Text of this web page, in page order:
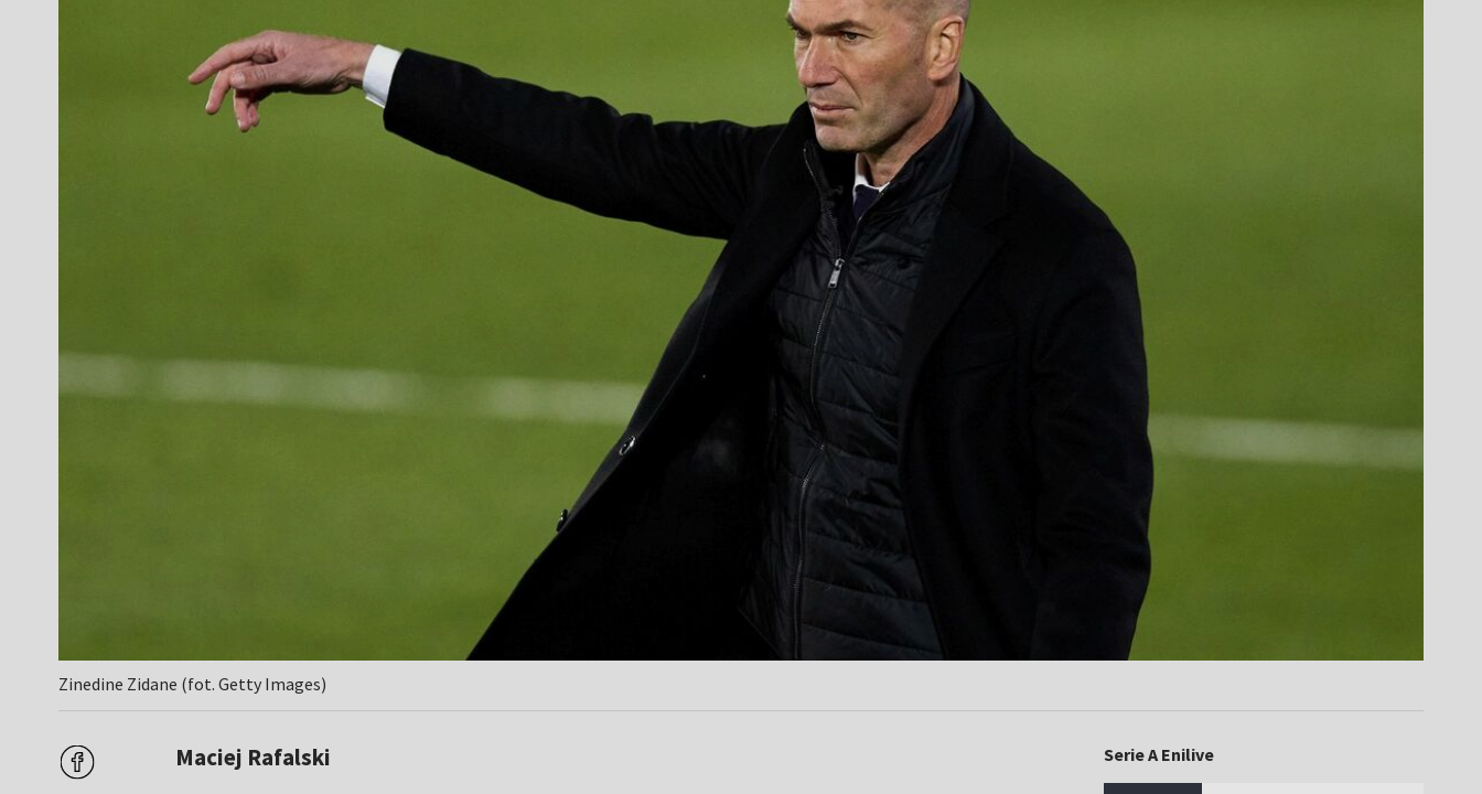
Zinedine Zidane (fot. Getty Images)
Maciej Rafalski Serie A Enilive